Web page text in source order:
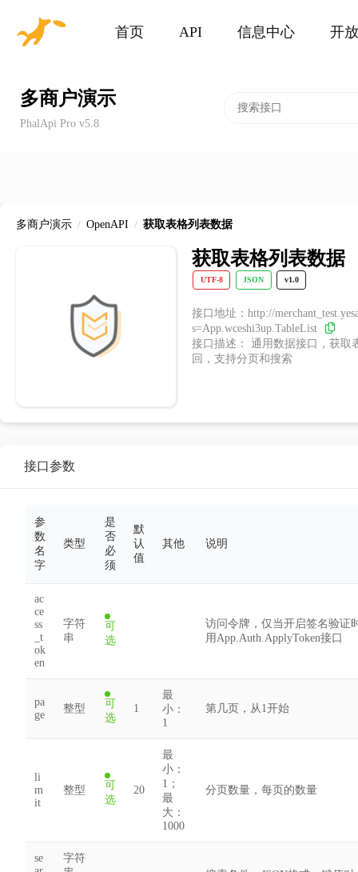
首页 API 信息中心 开
多商户演示
PhalApi Pro v5.8
多商户演示 / OpenAPI / 获取表格列表数据
获取表格列表数据
UTF-8 JSON v1.0
接口地址：http://
s=App.wceshi3up.TableList
接口描述： 通用数据接口，获取
回，支持分页和搜索
接口参数
参
数
名
字
类型
是
否
必
须
默
认
值
其他 说明
ac
ce
ss
_t
ok
en
字符
串
可
选
访问令牌，仅当开启签名验证
用App.Auth.ApplyToken接口
pa
ge
整型
可
选
1
最
小：
1
第几页，从1开始
li
m
it
整型
可
选
20
最
小：
1；
最
大：
1000
分页数量，每页的数量
se
字符